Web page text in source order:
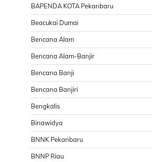
BAPENDA KOTA Pekanbaru
Beacukai Dumai
Bencana Alam
Bencana Alam-Banjir
Bencana Banji
Bencana Banjiri
Bengkalis
Binawidya
BNNK Pekanbaru
BNNP Riau